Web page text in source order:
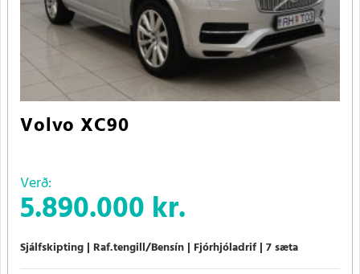
Volvo XC90
Verð:
5.890.000 kr.
Sjálfskipting Raf.tengill/Bensín Fjórhjóladrif 7 sæta